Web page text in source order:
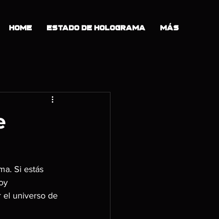
Home Estado de Holograma Más
Si estás
el universo de